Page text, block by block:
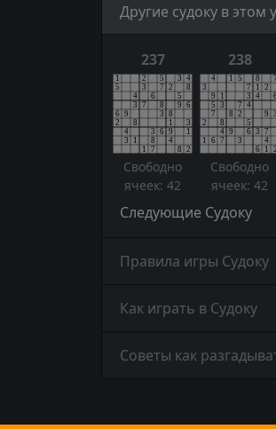
Другие судоку в этом
237
Свободно
ячеек: 42
238
Свободно
ячеек: 42
Следующие Судоку
Правила игры Судоку
Как играть в Судоку
Советы как